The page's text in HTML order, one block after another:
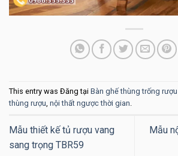
This entry was Đăng tại Bàn ghế thùng trống rượu
thùng rượu, nội thất ngược thời gian.
Mẫu thiết kế tủ rượu vang
sang trọng TBR59
Mẫu